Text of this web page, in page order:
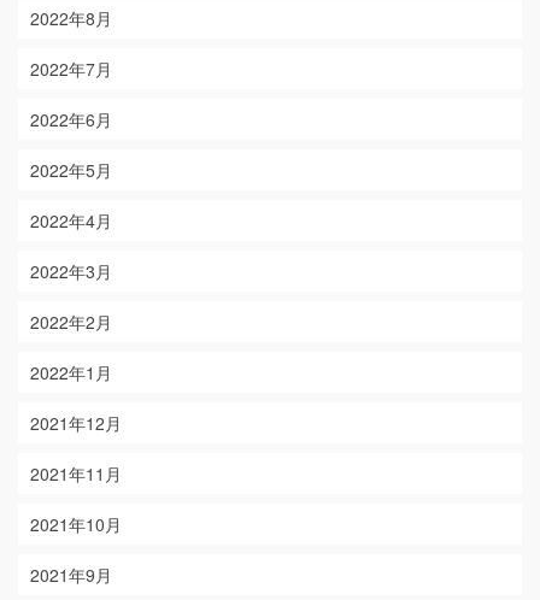
2022年8月
2022年7月
2022年6月
2022年5月
2022年4月
2022年3月
2022年2月
2022年1月
2021年12月
2021年11月
2021年10月
2021年9月